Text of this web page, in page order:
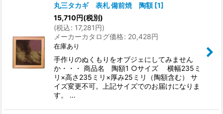
丸三タカギ 表札 備前焼 陶額 [1]
15,710円(税別)
(税込: 17,281円)
メーカーカタログ価格: 20,428円
在庫あり
手作りのぬくもりをオブジェにしてみません
か・・・ 商品名 陶額1 ○サイズ 横幅235ミ
リ×高さ235ミリ×厚み25ミリ（陶額含む） サ
イズ変更不可。上記サイズでのお届けになりま
す。 …